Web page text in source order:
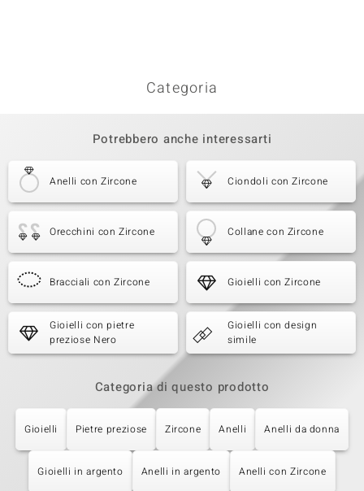
Categoria
Potrebbero anche interessarti
Anelli con Zircone Ciondoli con Zircone
Orecchini con Zircone Collane con Zircone
Bracciali con Zircone Gioielli con Zircone
Gioielli con pietre
preziose Nero
Gioielli con design
simile
Categoria di questo prodotto
Gioielli Pietre preziose Zircone Anelli Anelli da donna
Gioielli in argento Anelli in argento Anelli con Zircone